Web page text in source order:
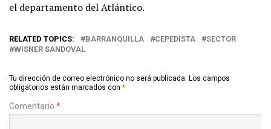
el departamento del Atlántico.
RELATED TOPICS: BARRANQUILLA CEPEDISTA
SECTOR
WISNER SANDOVAL
Tu dirección de correo electrónico no será publicada. Los campos
obligatorios están marcados con *
Comentario *